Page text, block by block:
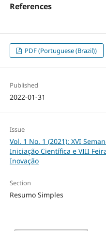
References
PDF (Portuguese (Brazil))
Published
2022-01-31
Issue
Vol. 1 No. 1 (2021): XVI
Iniciação Científica e VIII
Inovação
Section
Resumo Simples